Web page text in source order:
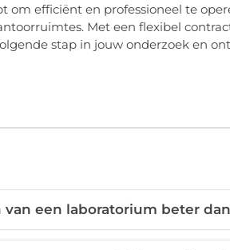
om efficiënt en professioneel te
Met een flexibel
stap in jouw onderzoek en
een laboratorium beter